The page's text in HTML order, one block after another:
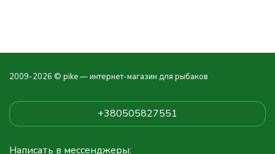
2009-2026 © pike — интернет-магазин для рыбаков
+380505827551
Написать в мессенджеры: